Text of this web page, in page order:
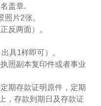
盖章.
片2张。
反两面）。
具1样即可）。
照副本复印件或者事业
期存款证明原件，定期
，存款到期日及存款证